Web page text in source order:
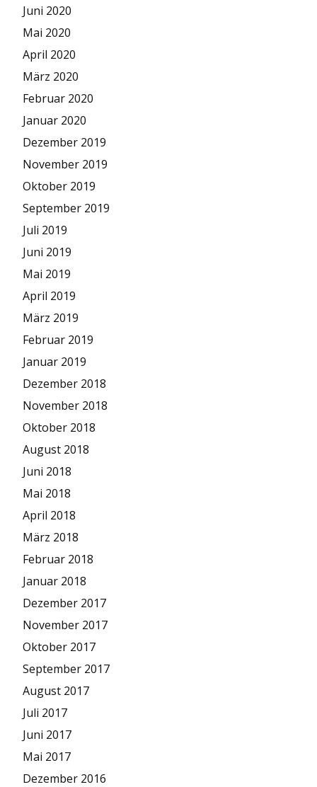
Juni 2020
Mai 2020
April 2020
März 2020
Februar 2020
Januar 2020
Dezember 2019
November 2019
Oktober 2019
September 2019
Juli 2019
Juni 2019
Mai 2019
April 2019
März 2019
Februar 2019
Januar 2019
Dezember 2018
November 2018
Oktober 2018
August 2018
Juni 2018
Mai 2018
April 2018
März 2018
Februar 2018
Januar 2018
Dezember 2017
November 2017
Oktober 2017
September 2017
August 2017
Juli 2017
Juni 2017
Mai 2017
Dezember 2016